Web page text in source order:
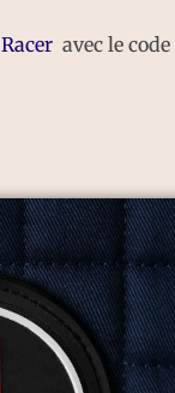
Racer avec le code